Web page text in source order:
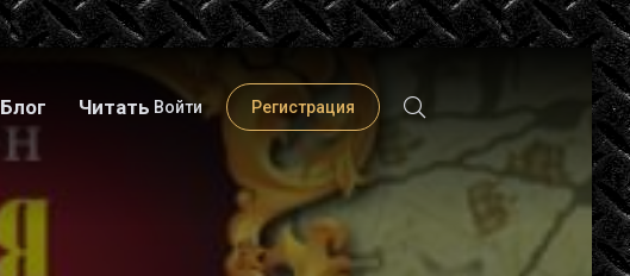
Блог Читать Войти Регистрация